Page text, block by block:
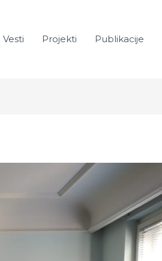
Vesti Projekti Publikacije